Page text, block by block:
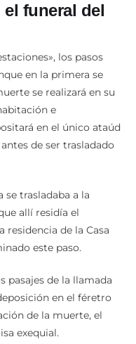
el funeral del
los pasos
en la primera se
se realizará en su
e
en el único ataúd
de ser trasladado
trasladaba a la
allí residía el
residencia de la Casa
este paso.
pasajes de la llamada
en el féretro
de la muerte, el
exequial.